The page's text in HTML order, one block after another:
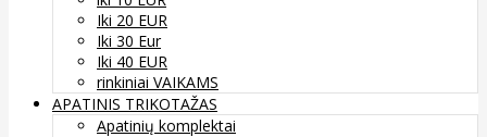
Iki 20 EUR
Iki 30 Eur
Iki 40 EUR
rinkiniai VAIKAMS
APATINIS TRIKOTAŽAS
Apatinių komplektai